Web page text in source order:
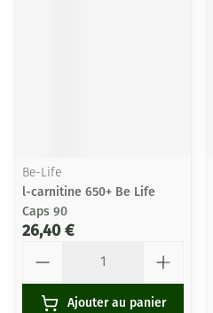
Be-Life
l-carnitine 650+ Be Life
Caps 90
26,40 €
Ajouter au panier